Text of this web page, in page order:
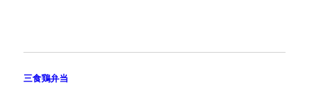
三食鶏弁当